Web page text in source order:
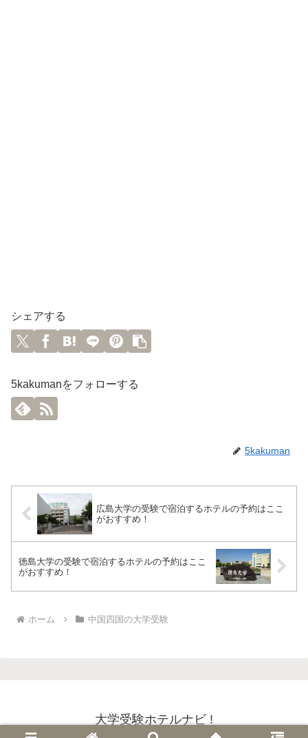
シェアする
5kakumanをフォローする
5kakuman
広島大学の受験で宿泊するホテルの予約はここ
がおすすめ！
徳島大学の受験で宿泊するホテルの予約はここ
がおすすめ！
ホーム 中国四国の大学受験
大学受験ホテルナビ !